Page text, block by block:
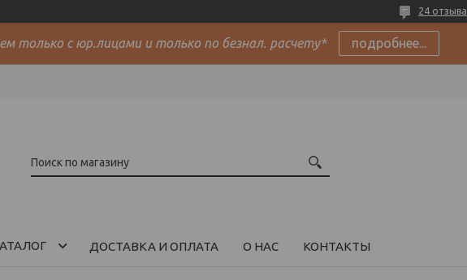
24 отзыва
только с юр.лицами и только по безнал. расчету* подробнее...
ДОСТАВКА И ОПЛАТА О НАС КОНТАКТЫ